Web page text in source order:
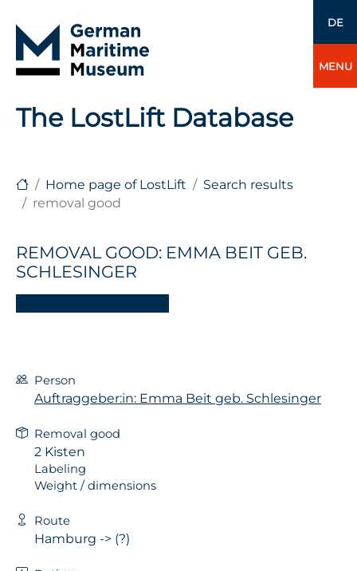
DE
MENU
The LostLift Database
Home page of LostLift
Search results
removal good
REMOVAL GOOD: EMMA BEIT GEB.
SCHLESINGER
Person
Auftraggeber:in: Emma Beit geb. Schlesinger
Removal good
2 Kisten
Labeling
Weight / dimensions
Route
Hamburg -> (?)